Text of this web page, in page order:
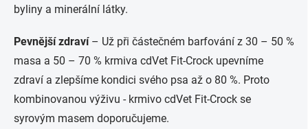
byliny a minerální látky.
Pevnější zdraví – Už při částečném barfování z 30 – 50 %
masa a 50 – 70 % krmiva cdVet Fit-Crock upevníme
zdraví a zlepšíme kondici svého psa až o 80 %. Proto
kombinovanou výživu - krmivo cdVet Fit-Crock se
syrovým masem doporučujeme.